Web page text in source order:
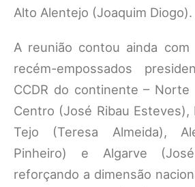
Alto Alentejo (Joaquim Diogo).
A reunião contou ainda
recém-empossados
CCDR do continente – Norte
Centro (José Ribau Esteves),
Tejo (Teresa Almeida),
Pinheiro) e Algarve
reforçando a dimensão